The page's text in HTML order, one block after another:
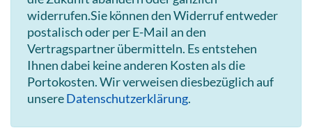
widerrufen.Sie können den Widerruf entweder
postalisch oder per E-Mail an den
Vertragspartner übermitteln. Es entstehen
Ihnen dabei keine anderen Kosten als die
Portokosten. Wir verweisen diesbezüglich auf
unsereDatenschutzerklärung.